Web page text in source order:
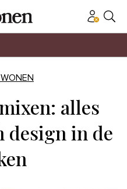
alles
design in de